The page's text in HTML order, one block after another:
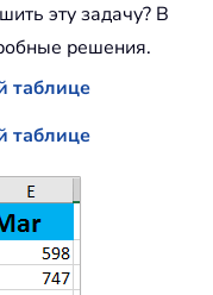
эту задачу? В
решения.
таблице
таблице